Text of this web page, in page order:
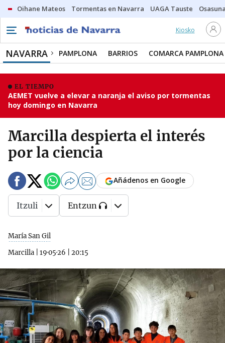
Oihane Mateos Tormentas en Navarra UAGA Tauste
Kiosko
NAVARRA PAMPLONA BARRIOS COMARCA PAMPLONA
EL TIEMPO
AEMET vuelve a elevar a naranja el aviso por tormentas
hoy domingo en Navarra
Marcilla despierta el interés
por la ciencia
María San Gil
Marcilla
19·05·26 20:15
Añádenos en Google
Itzuli Entzun